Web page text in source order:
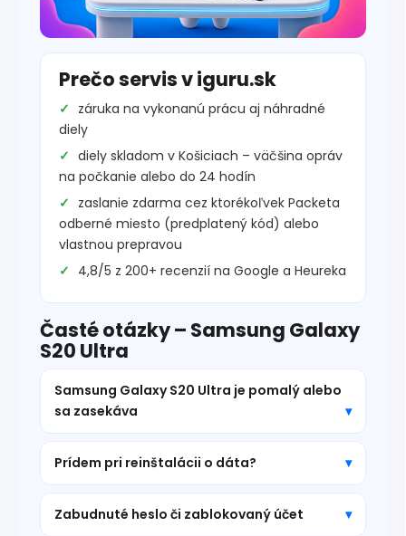
Prečo servis v iguru.sk
záruka na vykonanú prácu aj náhradné
diely
diely skladom v Košiciach – väčšina opráv
na počkanie alebo do 24 hodín
zaslanie zdarma cez ktorékoľvek Packeta
odberné miesto (predplatený kód) alebo
vlastnou prepravou
4,8/5 z 200+ recenzií na Google a Heureka
Časté otázky – Samsung Galaxy
S20 Ultra
Samsung Galaxy S20 Ultra je pomalý alebo
sa zasekáva
Prídem pri reinštalácii o dáta?
Zabudnuté heslo či zablokovaný účet